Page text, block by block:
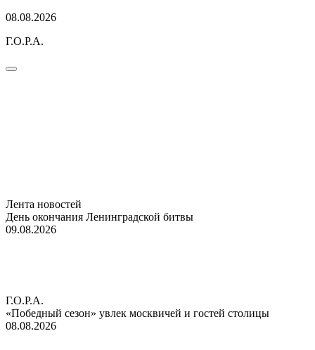
08.08.2026
Г.О.Р.А.
Лента новостей
День окончания Ленинградской битвы
09.08.2026
Г.О.Р.А.
«Победный сезон» увлек москвичей и гостей столицы
08.08.2026